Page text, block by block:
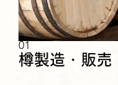
01
樽製造・販売